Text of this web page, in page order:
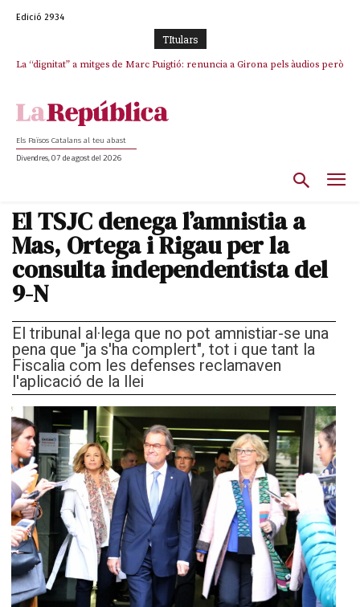
Edició 2934
TItulars
La “dignitat” a mitges de Marc Puigtió: renuncia a Girona pels àudios però
Els Països Catalans al teu abast
Divendres, 07 de agost del 2026
El TSJC denega l’amnistia a
Mas, Ortega i Rigau per la
consulta independentista del
9-N
El tribunal al·lega que no pot amnistiar-se una
pena que "ja s'ha complert", tot i que tant la
Fiscalia com les defenses reclamaven
l'aplicació de la llei